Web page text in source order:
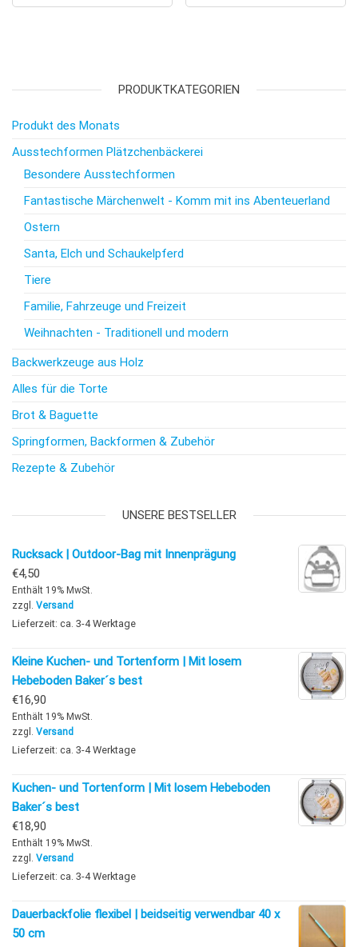
PRODUKTKATEGORIEN
Produkt des Monats
Ausstechformen Plätzchenbäckerei
Besondere Ausstechformen
Fantastische Märchenwelt - Komm mit ins Abenteuerland
Ostern
Santa, Elch und Schaukelpferd
Tiere
Familie, Fahrzeuge und Freizeit
Weihnachten - Traditionell und modern
Backwerkzeuge aus Holz
Alles für die Torte
Brot & Baguette
Springformen, Backformen & Zubehör
Rezepte & Zubehör
UNSERE BESTSELLER
Rucksack | Outdoor-Bag mit Innenprägung
€4,50
Enthält 19% MwSt.
zzgl. Versand
Lieferzeit: ca. 3-4 Werktage
Kleine Kuchen- und Tortenform | Mit losem
Hebeboden Baker´s best
€16,90
Enthält 19% MwSt.
zzgl. Versand
Lieferzeit: ca. 3-4 Werktage
Kuchen- und Tortenform | Mit losem Hebeboden
Baker´s best
€18,90
Enthält 19% MwSt.
zzgl. Versand
Lieferzeit: ca. 3-4 Werktage
Dauerbackfolie flexibel | beidseitig verwendbar 40 x
50 cm